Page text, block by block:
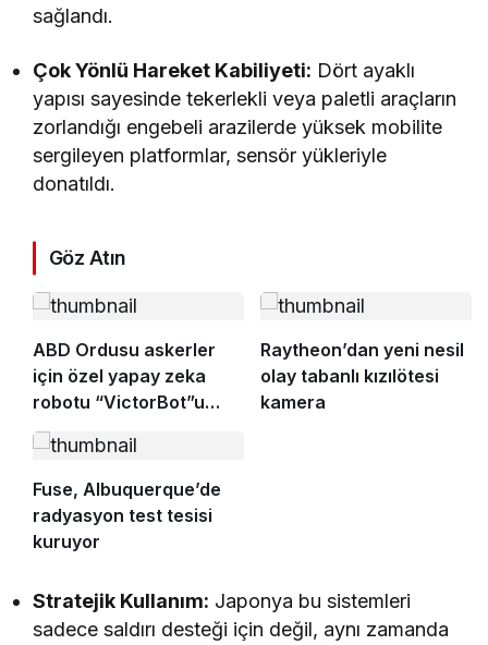
sağlandı.
Çok Yönlü Hareket Kabiliyeti: Dört ayaklı
yapısı sayesinde tekerlekli veya paletli araçların
zorlandığı engebeli arazilerde yüksek mobilite
sergileyen platformlar, sensör yükleriyle
donatıldı.
Göz Atın
ABD Ordusu askerler
için özel yapay zeka
robotu “VictorBot”u
tanıttı
Raytheon’dan yeni nesil
olay tabanlı kızılötesi
kamera
Fuse, Albuquerque’de
radyasyon test tesisi
kuruyor
Stratejik Kullanım: Japonya bu sistemleri
sadece saldırı desteği için değil, aynı zamanda